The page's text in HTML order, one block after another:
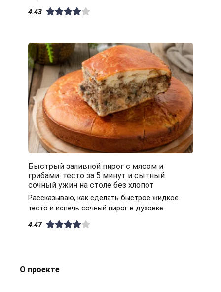
4.43
Быстрый заливной пирог с мясом и
грибами: тесто за 5 минут и сытный
сочный ужин на столе без хлопот
Рассказываю, как сделать быстрое жидкое
тесто и испечь сочный пирог в духовке
4.47
О проекте